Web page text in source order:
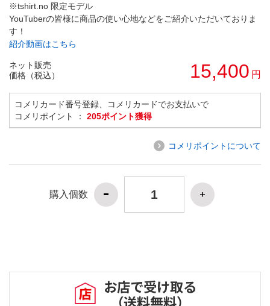
※tshirt.no 限定モデル
YouTuberの皆様に商品の使い心地などをご紹介いただいておりま
す！
紹介動画はこちら
ネット販売
価格（税込）
15,400 円
コメリカード番号登録、コメリカードでお支払いで
コメリポイント ： 205ポイント獲得
コメリポイントについて
購入個数
お店で受け取る
（送料無料）